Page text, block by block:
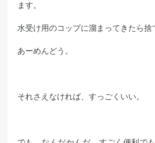
ます。
水受け用のコップに溜まってきたら捨
あーめんどう。
それさえなければ、すっごくいい。